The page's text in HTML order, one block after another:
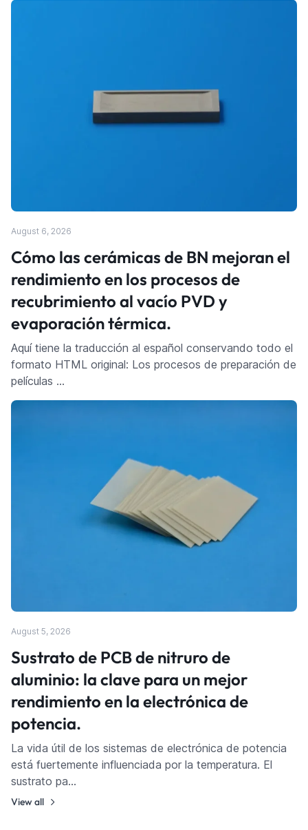
August 6, 2026
Cómo las cerámicas de BN mejoran el
rendimiento en los procesos de
recubrimiento al vacío PVD y
evaporación térmica.
Aquí tiene la traducción al español conservando todo el
formato HTML original: Los procesos de preparación de
películas …
August 5, 2026
Sustrato de PCB de nitruro de
aluminio: la clave para un mejor
rendimiento en la electrónica de
potencia.
La vida útil de los sistemas de electrónica de potencia
está fuertemente influenciada por la temperatura. El
sustrato pa…
View all